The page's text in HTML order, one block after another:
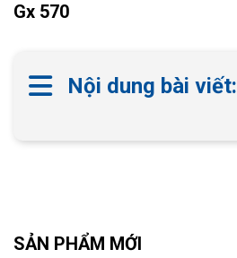
Gx 570
Nội dung bài viết:
SẢN PHẨM MỚI